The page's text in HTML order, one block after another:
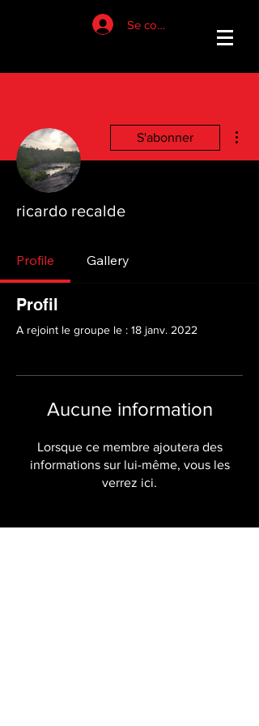
Se connecter
S'abonner
ricardo recalde
Profile Gallery
Profil
A rejoint le groupe le : 18 janv. 2022
Aucune information
Lorsque ce membre ajoutera des
informations sur lui-même, vous les
verrez ici.